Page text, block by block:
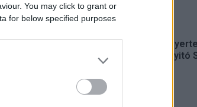
You may click to grant or
for below specified purposes
FRISS
Suárez
szezonnyitó